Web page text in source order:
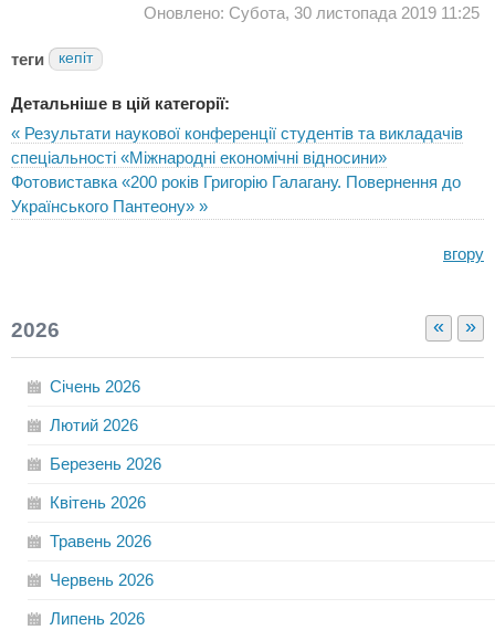
Оновлено: Субота, 30 листопада 2019 11:25
теги кепіт
Детальніше в цій категорії:
« Результати наукової конференції студентів та викладачів
спеціальності «Міжнародні економічні відносини»
Фотовиставка «200 років Григорію Галагану. Повернення до
Українського Пантеону» »
вгору
« »
2026
Січень 2026
Лютий 2026
Березень 2026
Квітень 2026
Травень 2026
Червень 2026
Липень 2026